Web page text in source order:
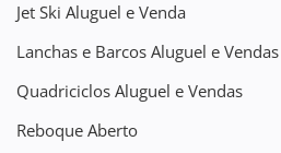
Jet Ski Aluguel e Venda
Lanchas e Barcos Aluguel e Vendas
Quadriciclos Aluguel e Vendas
Reboque Aberto